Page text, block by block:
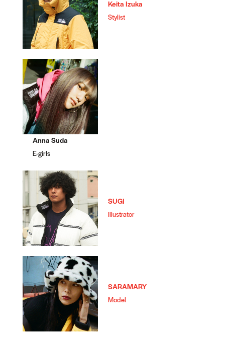
Keita Izuka
Stylist
Anna Suda
E-girls
SUGI
Illustrator
SARAMARY
Model